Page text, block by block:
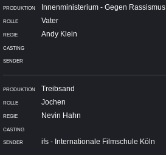
Innenministerium - Gegen Rassismus
Vater
Andy Klein
Treibsand
Jochen
Nevin Hahn
ifs - Internationale Filmschule Köln